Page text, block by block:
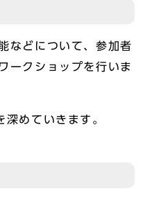
などについて、参加者
ークショップを行いま
めていきます。